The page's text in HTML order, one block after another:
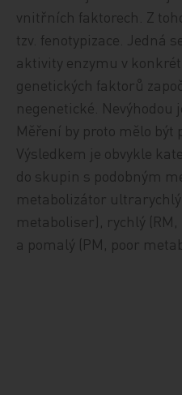
vnitřních faktorech. Z
tzv. fenotypizace. Jedná
aktivity enzymu v
genetických faktorů
negenetické. Nevýhodou
Měření by proto mělo být
Výsledkem je obvykle
do skupin s podobným
metabolizátor
metaboliser), rychlý
a pomalý (PM, poor